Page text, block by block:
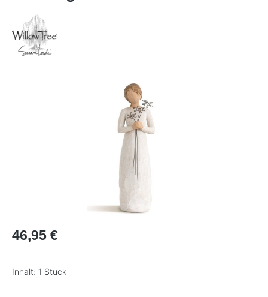
Bildergalerie überspringen
Regulärer Preis:
46,95 €
Inhalt: 1 Stück